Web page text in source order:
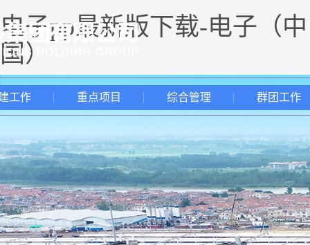
电子pp最新版下载-电子（中
国）
工作 重点项目 综合管理 群团工作